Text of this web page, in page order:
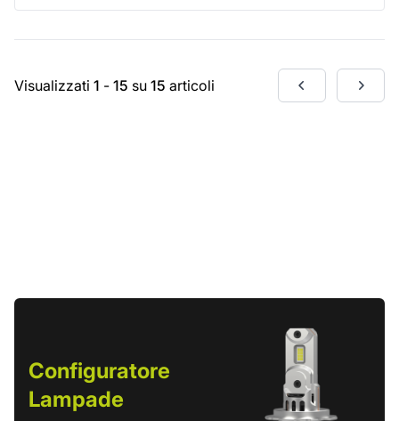
Visualizzati 1 - 15 su 15 articoli
Configuratore
Lampade